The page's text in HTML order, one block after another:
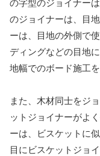
の字型のジョイナー
のジョイナーは、目
ーは、目地の外側で
ディングなどの目地
地幅でのボード施工を
また、木材同士をジ
ットジョイナーがよ
ーは、ビスケットに
目にビスケットジョ